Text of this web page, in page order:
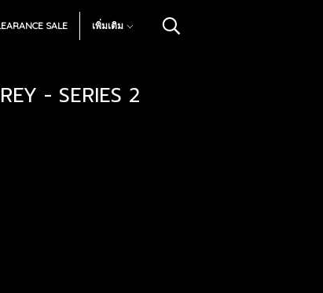
SALE เพิ่มเติม
- SERIES 2